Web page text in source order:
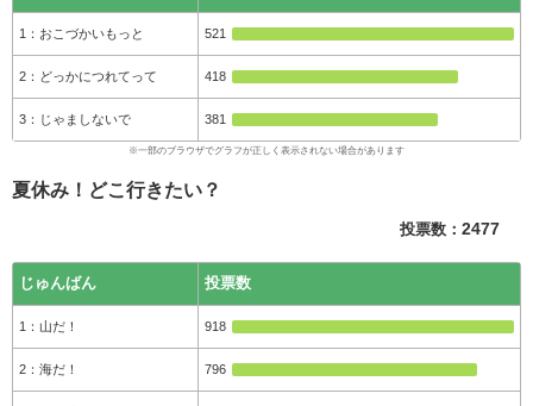
おこづかいもっと 521
どっかにつれてって 418
じゃましないで 381
夏休み！どこ行きたい？
投票数： 2477
じゅんばん 投票数
山だ！ 918
海だ！ 796